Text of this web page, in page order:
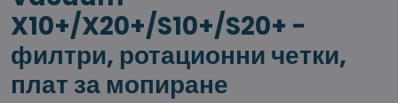
X10+/X20+/S10+/S20+ -
филтри, ротационни четки,
плат за мопиране